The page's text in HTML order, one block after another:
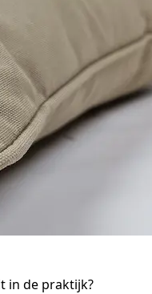
in de praktijk?